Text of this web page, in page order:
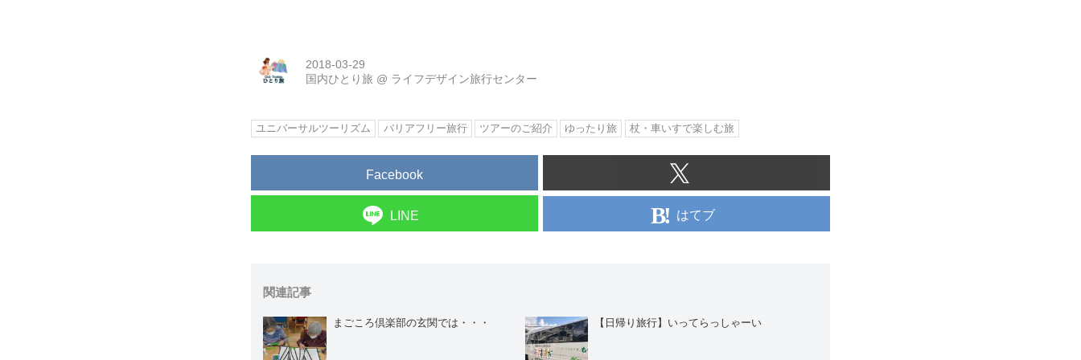
2018-03-29
国内ひとり旅 @ ライフデザイン旅行センター
ユニバーサルツーリズム バリアフリー旅行 ツアーのご紹介 ゆったり旅 杖・車いすで楽しむ旅
Facebook
LINE はてブ
関連記事
まごころ倶楽部の玄関では・・・ 【日帰り旅行】いってらっしゃーい